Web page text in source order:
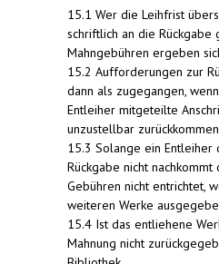
15.1 Wer die Leihfrist
schriftlich an die Rückgabe
Mahngebühren ergeben
15.2 Aufforderungen zur
dann als zugegangen,
Entleiher mitgeteilte
unzustellbar
15.3 Solange ein
Rückgabe nicht
Gebühren nicht entrichtet,
weiteren Werke
15.4 Ist das entliehene
Mahnung nicht